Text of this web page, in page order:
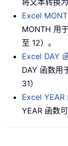
Excel
MONTH 用
至 12）。
Excel DAY
DAY 函数用
31）
Excel YEAR
YEAR 函数